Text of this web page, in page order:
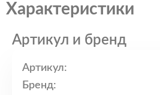
Характеристики
Артикул и бренд
Артикул:
Бренд: